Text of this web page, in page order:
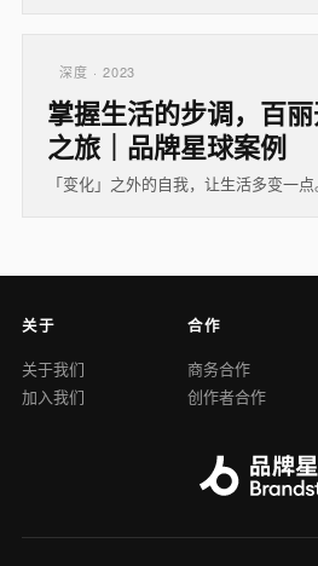
深度 · 2023
掌握生活的步调，百
之旅｜品牌星球案例
「变化」之外的自我，让生活多变一点
关于
关于我们
加入我们
合作
商务合作
创作者合作